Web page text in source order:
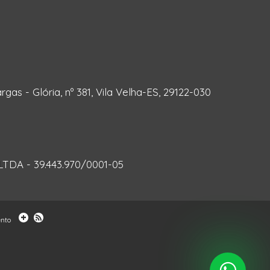
- Glória, nº 381, Vila Velha-ES, 29122-030
- 39.443.970/0001-05